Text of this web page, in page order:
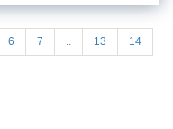
6 7 .. 13 14